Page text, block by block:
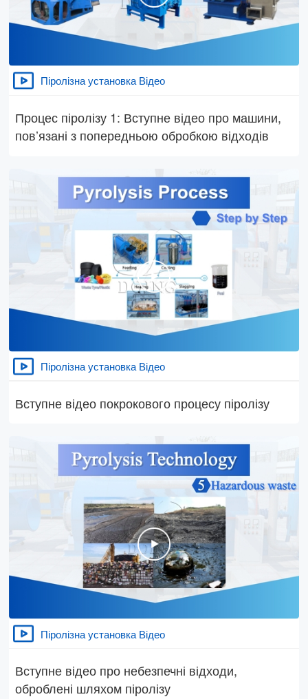
Піролізна установка Відео
Процес піролізу 1: Вступне відео про машини,
пов’язані з попередньою обробкою відходів
Піролізна установка Відео
Вступне відео покрокового процесу піролізу
Піролізна установка Відео
Вступне відео про небезпечні відходи,
оброблені шляхом піролізу